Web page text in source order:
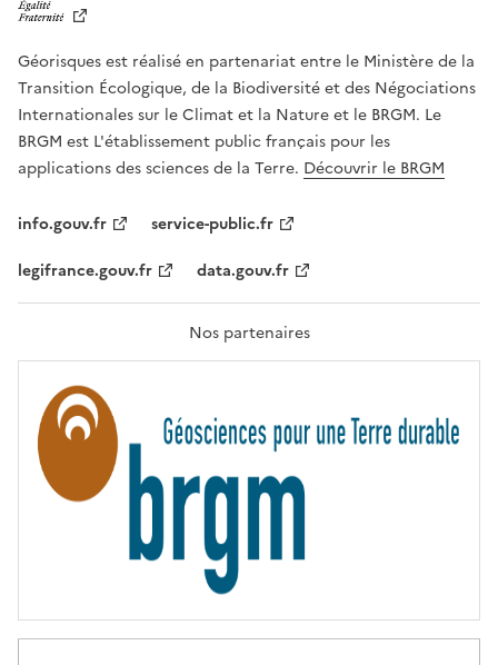
T
É
,
É
G
A
L
F
A
T
R
T
É
Géorisques est réalisé en partenariat entre le Ministère de la
Transition Écologique, de la Biodiversité et des Négociations
Internationales sur le Climat et la Nature et le BRGM. Le
BRGM est L'établissement public français pour les
applications des sciences de la Terre. Découvrir le BRGM
info.gouv.fr
service-public.fr
legifrance.gouv.fr
data.gouv.fr
Nos partenaires